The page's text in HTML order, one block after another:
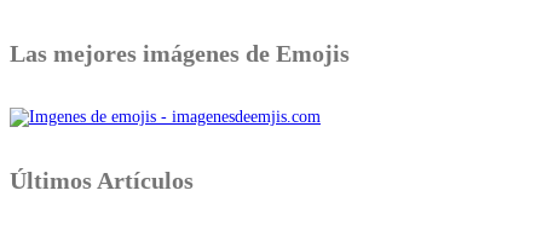
Las mejores imágenes de Emojis
Últimos Artículos